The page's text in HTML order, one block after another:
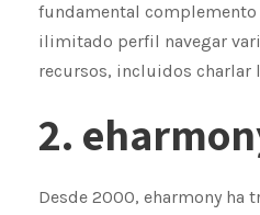
fundamental complemento
ilimitado perfil navegar
recursos, incluidos charlar
2.
Desde 2000, eharmony ha